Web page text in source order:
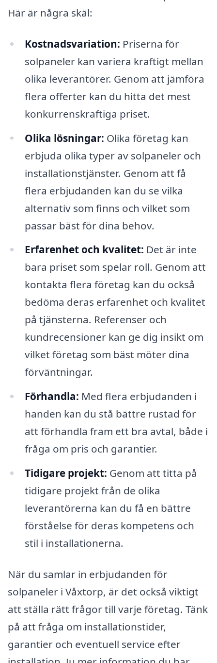
Här är några skäl:
Kostnadsvariation: Priserna för
solpaneler kan variera kraftigt mellan
olika leverantörer. Genom att jämföra
flera offerter kan du hitta det mest
konkurrenskraftiga priset.
Olika lösningar: Olika företag kan
erbjuda olika typer av solpaneler och
installationstjänster. Genom att få
flera erbjudanden kan du se vilka
alternativ som finns och vilket som
passar bäst för dina behov.
Erfarenhet och kvalitet: Det är inte
bara priset som spelar roll. Genom att
kontakta flera företag kan du också
bedöma deras erfarenhet och kvalitet
på tjänsterna. Referenser och
kundrecensioner kan ge dig insikt om
vilket företag som bäst möter dina
förväntningar.
Förhandla: Med flera erbjudanden i
handen kan du stå bättre rustad för
att förhandla fram ett bra avtal, både i
fråga om pris och garantier.
Tidigare projekt: Genom att titta på
tidigare projekt från de olika
leverantörerna kan du få en bättre
förståelse för deras kompetens och
stil i installationerna.
När du samlar in erbjudanden för
solpaneler i Våxtorp, är det också viktigt
att ställa rätt frågor till varje företag. Tänk
på att fråga om installationstider,
garantier och eventuell service efter